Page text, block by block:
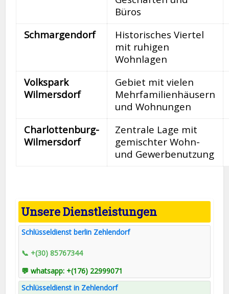
Büros
Schmargendorf
Historisches Viertel
mit ruhigen
Wohnlagen
Volkspark
Wilmersdorf
Gebiet mit vielen
Mehrfamilienhäusern
und Wohnungen
Charlottenburg-
Wilmersdorf
Zentrale Lage mit
gemischter Wohn-
und Gewerbenutzung
Unsere Dienstleistungen
Schlüsseldienst berlin Zehlendorf
📞 +(30) 85767344
💬 whatsapp: +(176) 22999071
Schlüsseldienst in Zehlendorf